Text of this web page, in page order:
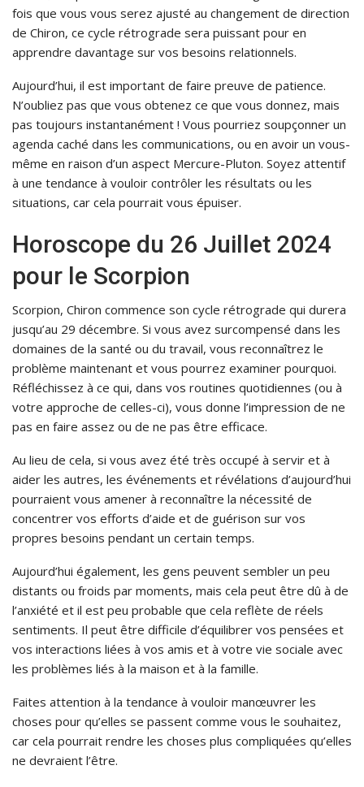
fois que vous vous serez ajusté au changement de direction
de Chiron, ce cycle rétrograde sera puissant pour en
apprendre davantage sur vos besoins relationnels.
Aujourd’hui, il est important de faire preuve de patience.
N’oubliez pas que vous obtenez ce que vous donnez, mais
pas toujours instantanément ! Vous pourriez soupçonner un
agenda caché dans les communications, ou en avoir un vous-
même en raison d’un aspect Mercure-Pluton. Soyez attentif
à une tendance à vouloir contrôler les résultats ou les
situations, car cela pourrait vous épuiser.
Horoscope du 26 Juillet 2024
pour le Scorpion
Scorpion, Chiron commence son cycle rétrograde qui durera
jusqu’au 29 décembre. Si vous avez surcompensé dans les
domaines de la santé ou du travail, vous reconnaîtrez le
problème maintenant et vous pourrez examiner pourquoi.
Réfléchissez à ce qui, dans vos routines quotidiennes (ou à
votre approche de celles-ci), vous donne l’impression de ne
pas en faire assez ou de ne pas être efficace.
Au lieu de cela, si vous avez été très occupé à servir et à
aider les autres, les événements et révélations d’aujourd’hui
pourraient vous amener à reconnaître la nécessité de
concentrer vos efforts d’aide et de guérison sur vos
propres besoins pendant un certain temps.
Aujourd’hui également, les gens peuvent sembler un peu
distants ou froids par moments, mais cela peut être dû à de
l’anxiété et il est peu probable que cela reflète de réels
sentiments. Il peut être difficile d’équilibrer vos pensées et
vos interactions liées à vos amis et à votre vie sociale avec
les problèmes liés à la maison et à la famille.
Faites attention à la tendance à vouloir manœuvrer les
choses pour qu’elles se passent comme vous le souhaitez,
car cela pourrait rendre les choses plus compliquées qu’elles
ne devraient l’être.